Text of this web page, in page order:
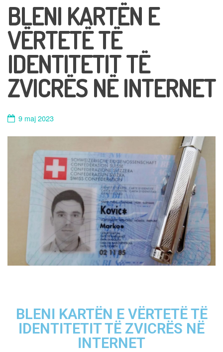
BLENI KARTËN E
VËRTETË TË
IDENTITETIT TË
ZVICRËS NË INTERNET
9 maj 2023
BLENI KARTËN E VËRTETË TË
IDENTITETIT TË ZVICRËS NË
INTERNET